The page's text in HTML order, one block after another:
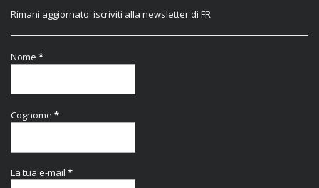
Rimani aggiornato: iscriviti alla newsletter di FR
Nome *
Cognome *
La tua e-mail *